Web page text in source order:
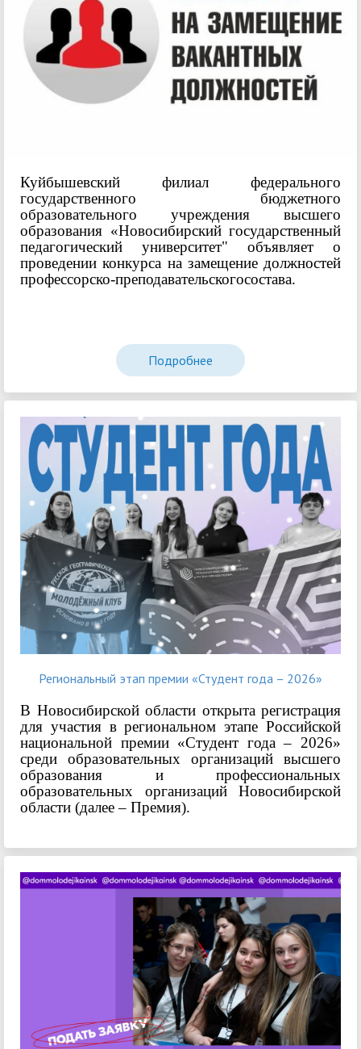
Куйбышевский филиал федерального
государственного бюджетного
образовательного учреждения высшего
образования «Новосибирский государственный
педагогический университет" объявляет о
проведении конкурса на замещение должностей
профессорско-преподавательскогосостава.
Подробнее
Региональный этап премии «Студент года – 2026»
В Новосибирской области открыта регистрация
для участия в региональном этапе Российской
национальной премии «Студент года – 2026»
среди образовательных организаций высшего
образования и профессиональных
образовательных организаций Новосибирской
области (далее – Премия).